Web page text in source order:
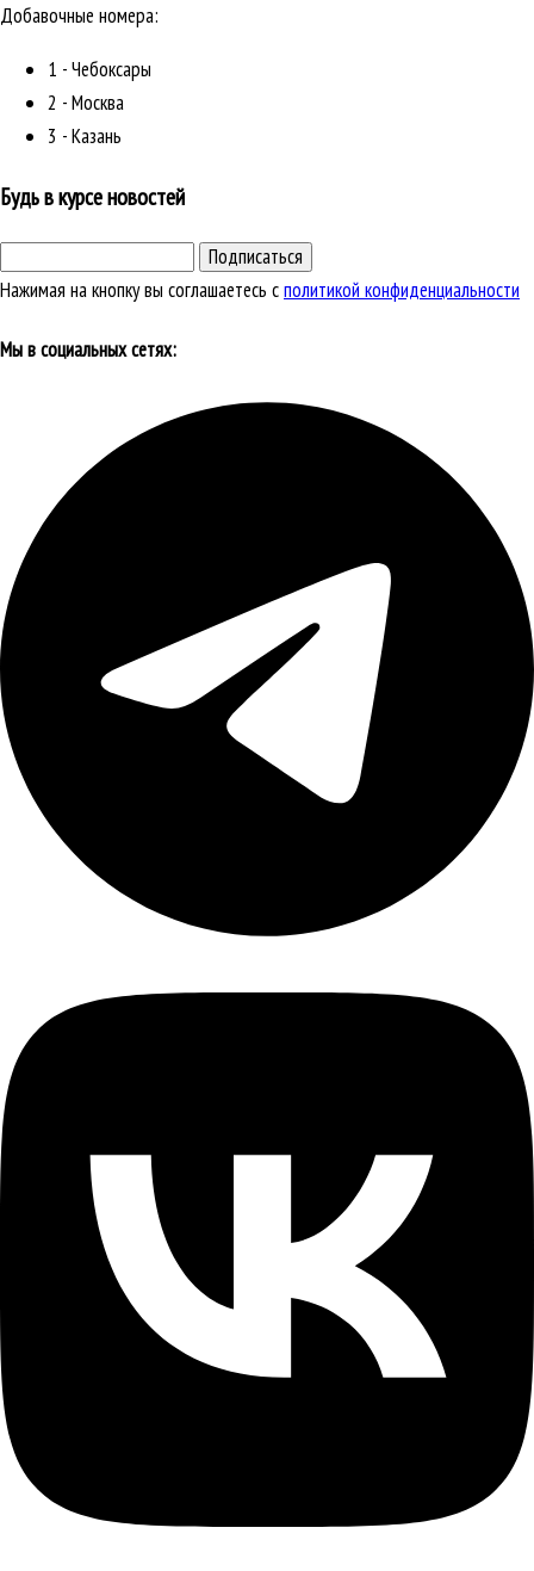
Добавочные номера:
1 - Чебоксары
2 - Москва
3 - Казань
Будь в курсе новостей
Подписаться
Нажимая на кнопку вы соглашаетесь сполитикой конфиденциальности
Мы в социальных сетях: